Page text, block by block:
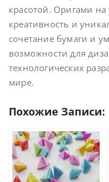
красотой. Оригами
креативность и
сочетание бумаги и
возможности для
технологических
мире.
Похожие Записи: